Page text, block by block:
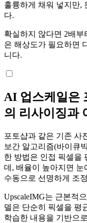
훌륭하게 채워 넣지만,
다.
확실하지 않다면 2배
은 해상도가 필요하면
니다.
AI 업스케일은
의 리사이징과
포토샵과 같은 기존 사
보간 알고리즘(바이큐
한 방법은 인접 픽셀을
데, 배율이 높아지면
수동으로 선명하게 조
UpscaleIMG는 근본적
델은 단순히 픽셀을 평
학습한 내용을 기반으